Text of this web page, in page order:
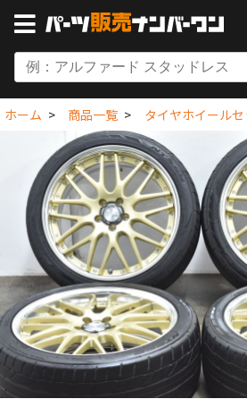
ホーム 商品一覧 タイヤホイールセ